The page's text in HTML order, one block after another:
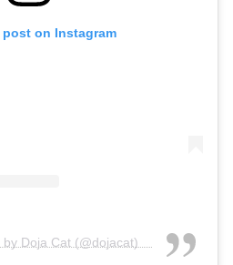
on Instagram
by Doja Cat (@dojacat)